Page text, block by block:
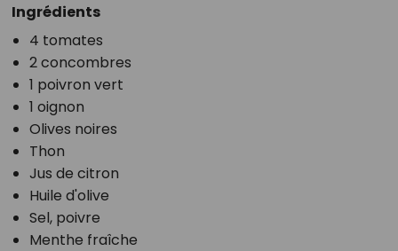
Ingrédients
4 tomates
2 concombres
1 poivron vert
1 oignon
Olives noires
Thon
Jus de citron
Huile d'olive
Sel, poivre
Menthe fraîche